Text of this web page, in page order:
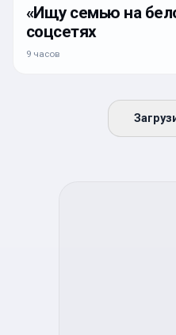
«Ищу семью на
соцсетях
9 часов